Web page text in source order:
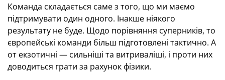
Команда складається саме з того, що ми маємо
підтримувати один одного. Інакше ніякого
результату не буде. Щодо порівняння суперників, то
європейські команди більш підготовлені тактично. А
от екзотичні — сильніші та витриваліші, і проти них
доводиться грати за рахунок фізики.